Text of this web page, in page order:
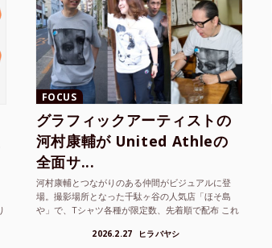
FOCUS
グラフィックアーティストの
河村康輔が United Athleの
全面サ...
河村康輔とつながりのある仲間がビジュアルに登
場。撮影場所となった千駄ヶ谷の人気店「ほそ島
や」で、Tシャツ各種が限定数、先着順で配布 これ
までUnited Athle（ユナイテッドアスレ）は、さま
ざまな...
2026.2.27 ヒラバヤシ